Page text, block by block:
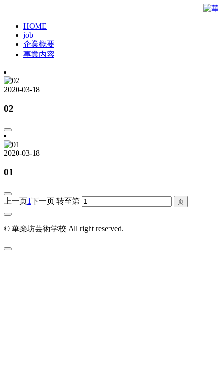
HOME
job
企業概要
事業内容
2020-03-18
02
2020-03-18
01
上一页1下一页 转至第
© 華楽坊芸術学校 All right reserved.